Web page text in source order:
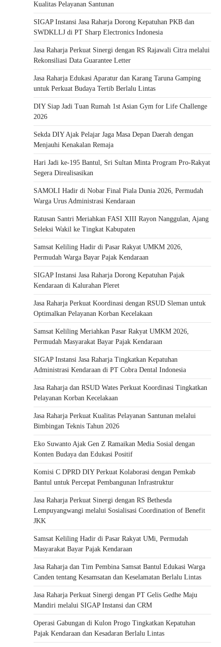
Kualitas Pelayanan Santunan
SIGAP Instansi Jasa Raharja Dorong Kepatuhan PKB dan
SWDKLLJ di PT Sharp Electronics Indonesia
Jasa Raharja Perkuat Sinergi dengan RS Rajawali Citra melalui
Rekonsiliasi Data Guarantee Letter
Jasa Raharja Edukasi Aparatur dan Karang Taruna Gamping
untuk Perkuat Budaya Tertib Berlalu Lintas
DIY Siap Jadi Tuan Rumah 1st Asian Gym for Life Challenge
2026
Sekda DIY Ajak Pelajar Jaga Masa Depan Daerah dengan
Menjauhi Kenakalan Remaja
Hari Jadi ke-195 Bantul, Sri Sultan Minta Program Pro-Rakyat
Segera Direalisasikan
SAMOLI Hadir di Nobar Final Piala Dunia 2026, Permudah
Warga Urus Administrasi Kendaraan
Ratusan Santri Meriahkan FASI XIII Rayon Nanggulan, Ajang
Seleksi Wakil ke Tingkat Kabupaten
Samsat Keliling Hadir di Pasar Rakyat UMKM 2026,
Permudah Warga Bayar Pajak Kendaraan
SIGAP Instansi Jasa Raharja Dorong Kepatuhan Pajak
Kendaraan di Kalurahan Pleret
Jasa Raharja Perkuat Koordinasi dengan RSUD Sleman untuk
Optimalkan Pelayanan Korban Kecelakaan
Samsat Keliling Meriahkan Pasar Rakyat UMKM 2026,
Permudah Masyarakat Bayar Pajak Kendaraan
SIGAP Instansi Jasa Raharja Tingkatkan Kepatuhan
Administrasi Kendaraan di PT Cobra Dental Indonesia
Jasa Raharja dan RSUD Wates Perkuat Koordinasi Tingkatkan
Pelayanan Korban Kecelakaan
Jasa Raharja Perkuat Kualitas Pelayanan Santunan melalui
Bimbingan Teknis Tahun 2026
Eko Suwanto Ajak Gen Z Ramaikan Media Sosial dengan
Konten Budaya dan Edukasi Positif
Komisi C DPRD DIY Perkuat Kolaborasi dengan Pemkab
Bantul untuk Percepat Pembangunan Infrastruktur
Jasa Raharja Perkuat Sinergi dengan RS Bethesda
Lempuyangwangi melalui Sosialisasi Coordination of Benefit
JKK
Samsat Keliling Hadir di Pasar Rakyat UMi, Permudah
Masyarakat Bayar Pajak Kendaraan
Jasa Raharja dan Tim Pembina Samsat Bantul Edukasi Warga
Canden tentang Kesamsatan dan Keselamatan Berlalu Lintas
Jasa Raharja Perkuat Sinergi dengan PT Gelis Gedhe Maju
Mandiri melalui SIGAP Instansi dan CRM
Operasi Gabungan di Kulon Progo Tingkatkan Kepatuhan
Pajak Kendaraan dan Kesadaran Berlalu Lintas